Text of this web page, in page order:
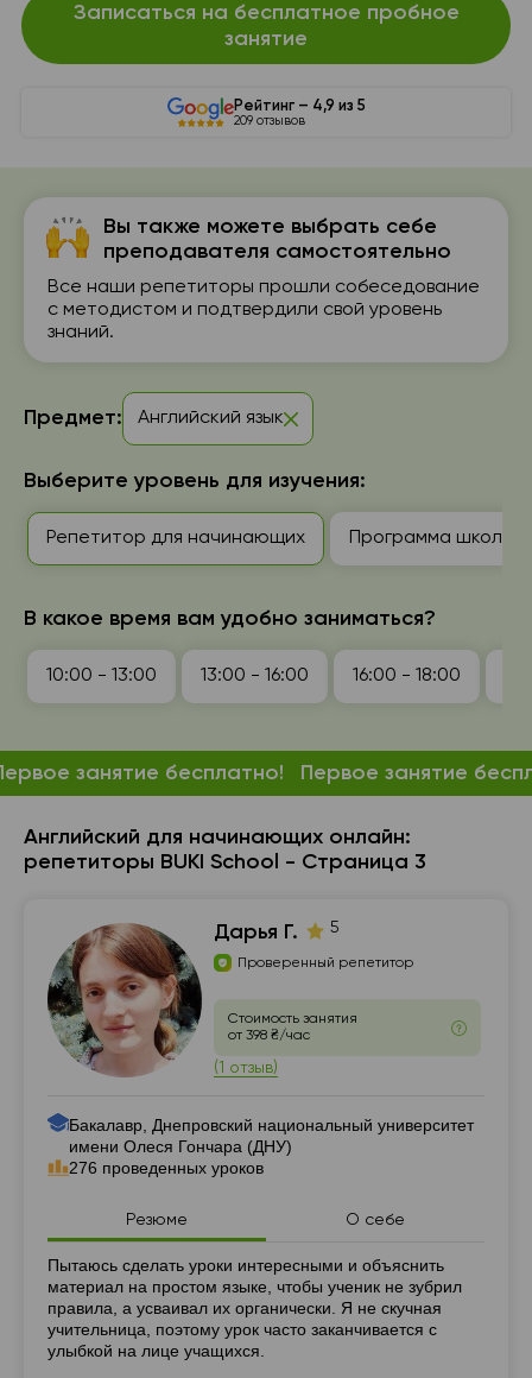
Английский для начинающих онлайн:
репетиторы BUKI School - Страница 3
Дарья Г. 5
Проверенный репетитор
Стоимость занятия
от 398 ₴/час
(1 отзыв)
Бакалавр, Днепровский национальный университет
имени Олеся Гончара (ДНУ)
276 проведенных уроков
Резюме О себе
Резюме
Пытаюсь сделать уроки интересными и объяснить
материал на простом языке, чтобы ученик не зубрил
правила, а усваивал их органически. Я не скучная
учительница, поэтому урок часто заканчивается с
улыбкой на лице учащихся.
занятие бесплатно! Первое занятие
Вы также можете выбрать себе
преподавателя самостоятельно
Все наши репетиторы прошли собеседование
с методистом и подтвердили свой уровень
знаний.
Предмет: Английский язык
Выберите уровень для изучения:
Репетитор для начинающих Программа школы:
В какое время вам удобно заниматься?
10:00 - 13:00 13:00 - 16:00 16:00 - 18:00
Записаться на бесплатное пробное
занятие
Рейтинг – 4,9 из 5
209 отзывов